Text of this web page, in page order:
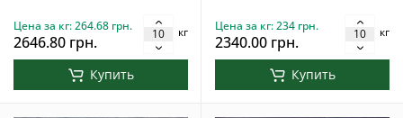
Цена за кг: 264.68 грн.
2646.80 грн.
кг
Купить
Цена за кг: 234 грн.
2340.00 грн.
кг
Купить